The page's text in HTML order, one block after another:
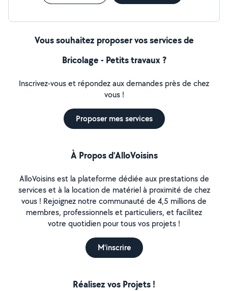
Vous souhaitez proposer vos services de
Bricolage - Petits travaux ?
Inscrivez-vous et répondez aux demandes près de chez
vous !
Proposer mes services
À Propos d’AlloVoisins
AlloVoisins est la plateforme dédiée aux prestations de
services et à la location de matériel à proximité de chez
vous ! Rejoignez notre communauté de 4,5 millions de
membres, professionnels et particuliers, et facilitez
votre quotidien pour tous vos projets !
M'inscrire
Réalisez vos Projets !